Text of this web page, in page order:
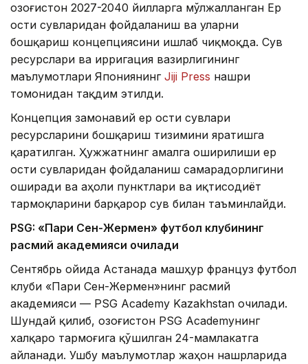
Қозоғистон 2027-2040 йилларга мўлжалланган Ер
ости сувларидан фойдаланиш ва уларни
бошқариш концепциясини ишлаб чиқмоқда. Сув
ресурслари ва ирригация вазирлигининг
маълумотлари Япониянинг Jiji Press нашри
томонидан тақдим этилди.
Концепция замонавий ер ости сувлари
ресурсларини бошқариш тизимини яратишга
қаратилган. Ҳужжатнинг амалга оширилиши ер
ости сувларидан фойдаланиш самарадорлигини
оширади ва аҳоли пунктлари ва иқтисодиёт
тармоқларини барқарор сув билан таъминлайди.
PSG: «Пари Сен-Жермен» футбол клубининг
расмий академияси очилади
Сентябрь ойида Астанада машҳур француз футбол
клуби «Пари Сен-Жермен»нинг расмий
академияси — PSG Academy Kazakhstan очилади.
Шундай қилиб, Қозоғистон PSG Academyнинг
халқаро тармоғига қўшилган 24-мамлакатга
айланади. Ушбу маълумотлар жаҳон нашрларида